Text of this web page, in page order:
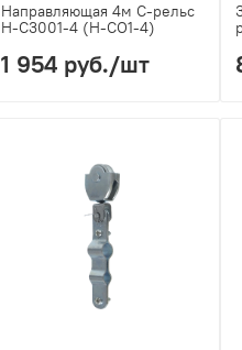
Направляющая 4м С-рельс
H-C3001-4 (H-CO1-4)
1 954 руб./шт